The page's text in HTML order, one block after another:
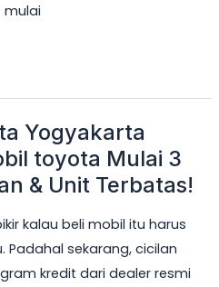
mulai
Yogyakarta
toyota Mulai 3
& Unit Terbatas!
kalau beli mobil itu harus
Padahal sekarang, cicilan
kredit dari dealer resmi